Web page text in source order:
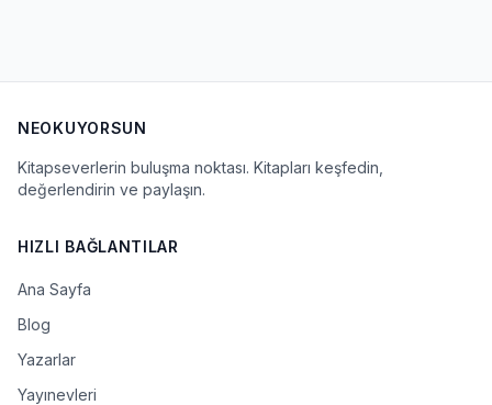
NEOKUYORSUN
Kitapseverlerin buluşma noktası. Kitapları keşfedin,
değerlendirin ve paylaşın.
HIZLI BAĞLANTILAR
Ana Sayfa
Blog
Yazarlar
Yayınevleri